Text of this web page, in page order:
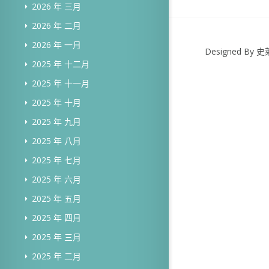
2026 年 三月
2026 年 二月
2026 年 一月
2025 年 十二月
2025 年 十一月
2025 年 十月
2025 年 九月
2025 年 八月
2025 年 七月
2025 年 六月
2025 年 五月
2025 年 四月
2025 年 三月
2025 年 二月
Designed By 史